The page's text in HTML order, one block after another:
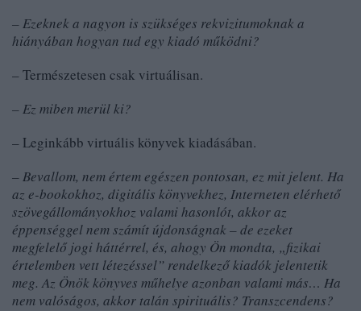
– Ezeknek a nagyon is szükséges rekvizitumoknak a
hiányában hogyan tud egy kiadó működni?
– Természetesen csak virtuálisan.
– Ez miben merül ki?
– Leginkább virtuális könyvek kiadásában.
– Bevallom, nem értem egészen pontosan, ez mit jelent. Ha
az e-bookokhoz, digitális könyvekhez, Interneten elérhető
szövegállományokhoz valami hasonlót, akkor az
éppenséggel nem számít újdonságnak – de ezeket
megfelelő jogi háttérrel, és, ahogy Ön mondta, „fizikai
értelemben vett létezéssel” rendelkező kiadók jelentetik
meg. Az Önök könyves műhelye azonban valami más… Ha
nem valóságos, akkor talán spirituális? Transzcendens?